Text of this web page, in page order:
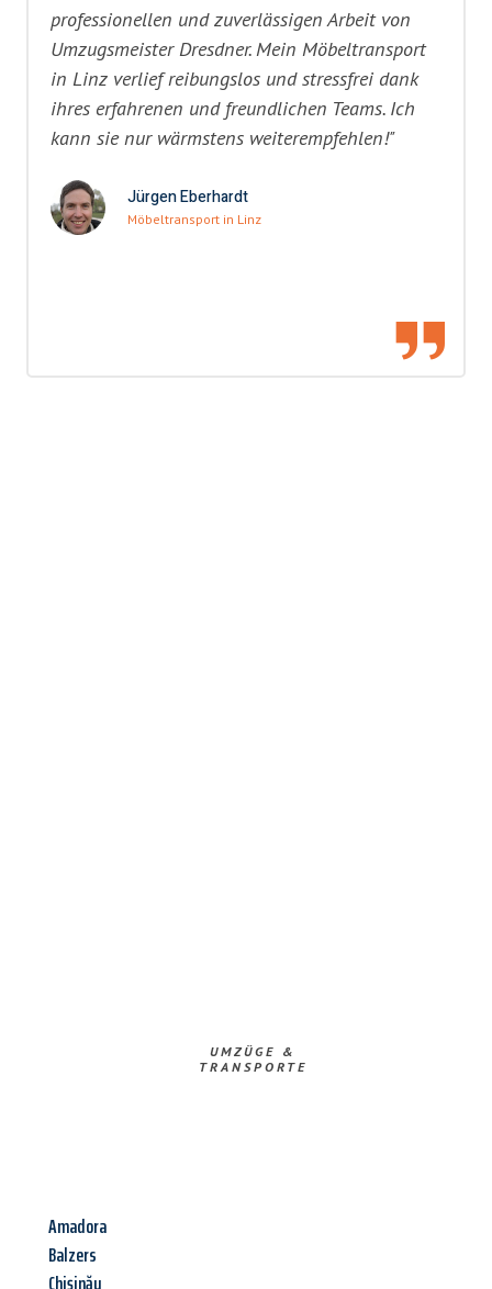
professionellen und zuverlässigen Arbeit von
Umzugsmeister Dresdner. Mein Möbeltransport
in Linz verlief reibungslos und stressfrei dank
ihres erfahrenen und freundlichen Teams. Ich
kann sie nur wärmstens weiterempfehlen!"
Jürgen Eberhardt
Möbeltransport in Linz
UMZÜGE &
TRANSPORTE
Amadora
Balzers